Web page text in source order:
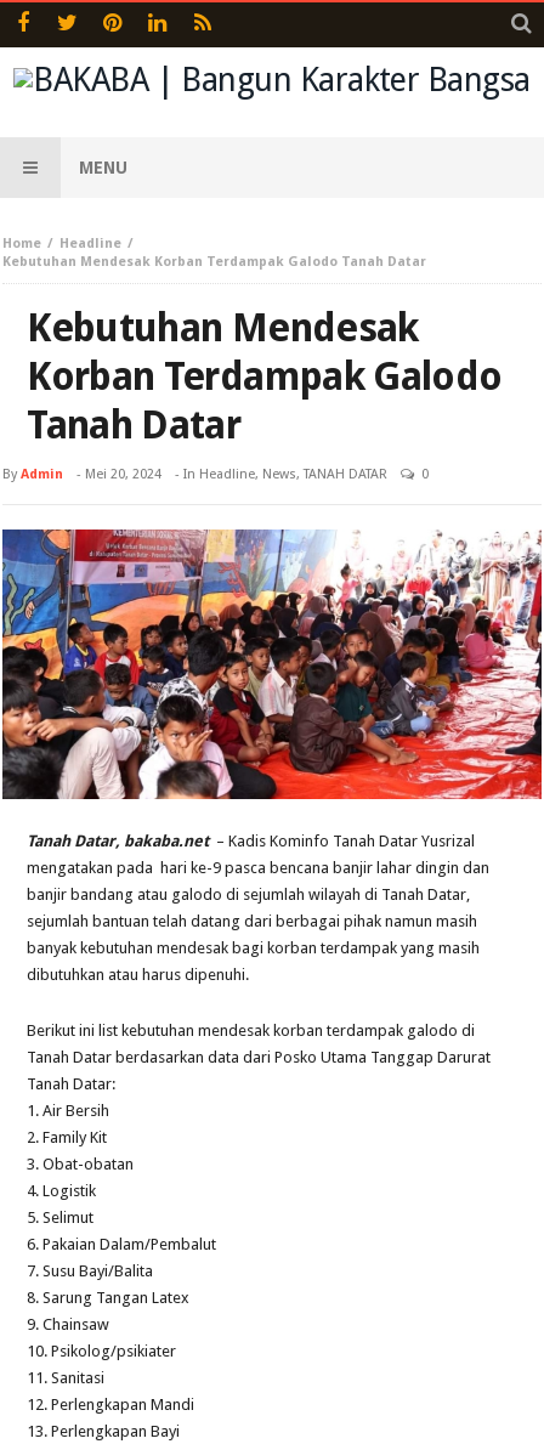
MENU
Home
Headline
Kebutuhan Mendesak Korban Terdampak Galodo Tanah Datar
Kebutuhan Mendesak
Korban Terdampak Galodo
Tanah Datar
ByAdmin - Mei 20, 2024 - In Headline, News,TANAH DATAR 0
Tanah Datar, bakaba.net – Kadis Kominfo Tanah Datar Yusrizal
mengatakan pada hari ke-9 pasca bencana banjir lahar dingin dan
banjir bandang atau galodo di sejumlah wilayah di Tanah Datar,
sejumlah bantuan telah datang dari berbagai pihak namun masih
banyak kebutuhan mendesak bagi korban terdampak yang masih
dibutuhkan atau harus dipenuhi.
Berikut ini list kebutuhan mendesak korban terdampak galodo di
Tanah Datar berdasarkan data dari Posko Utama Tanggap Darurat
Tanah Datar:
1. Air Bersih
2. Family Kit
3. Obat-obatan
4. Logistik
5. Selimut
6. Pakaian Dalam/Pembalut
7. Susu Bayi/Balita
8. Sarung Tangan Latex
9. Chainsaw
10. Psikolog/psikiater
11. Sanitasi
12. Perlengkapan Mandi
13. Perlengkapan Bayi